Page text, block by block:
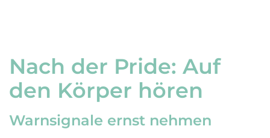
Nach der Pride: Auf
den Körper hören
Warnsignale ernst nehmen